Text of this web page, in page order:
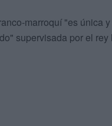
marroquí "es única
supervisada por el rey